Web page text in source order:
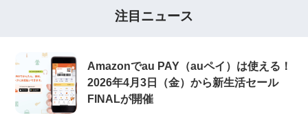
注目ニュース
Amazonでau PAY（auペイ）は使える！
2026年4月3日（金）から新生活セール
FINALが開催